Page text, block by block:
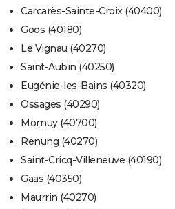
Carcarès-Sainte-Croix (40400)
Goos (40180)
Le Vignau (40270)
Saint-Aubin (40250)
Eugénie-les-Bains (40320)
Ossages (40290)
Momuy (40700)
Renung (40270)
Saint-Cricq-Villeneuve (40190)
Gaas (40350)
Maurrin (40270)